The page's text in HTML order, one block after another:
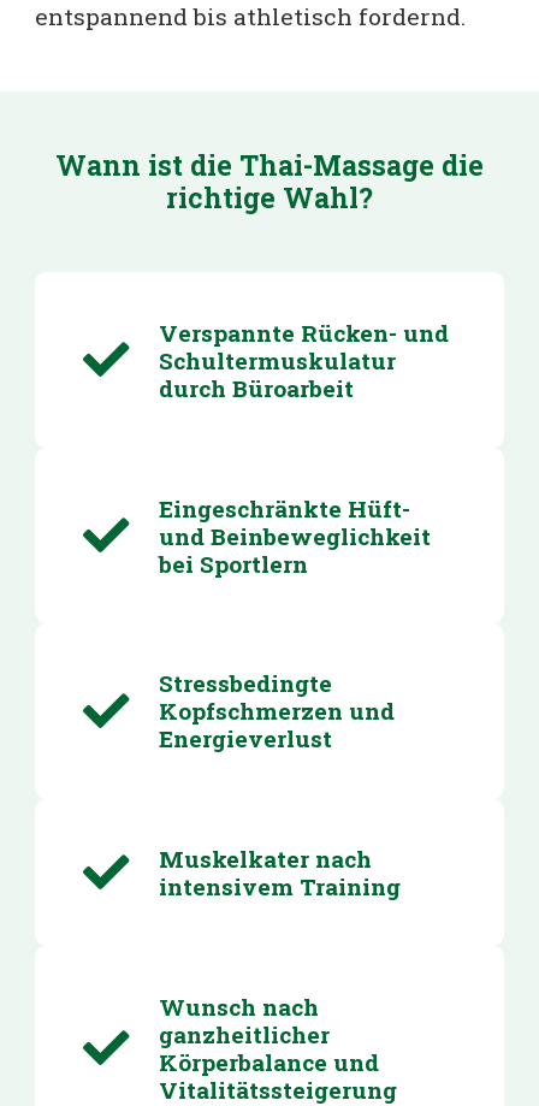
entspannend bis athletisch fordernd.
Wann ist die Thai-Massage die
richtige Wahl?
Verspannte Rücken- und
Schultermuskulatur
durch Büroarbeit
Eingeschränkte Hüft-
und Beinbeweglichkeit
bei Sportlern
Stressbedingte
Kopfschmerzen und
Energieverlust
Muskelkater nach
intensivem Training
Wunsch nach
ganzheitlicher
Körperbalance und
Vitalitätssteigerung